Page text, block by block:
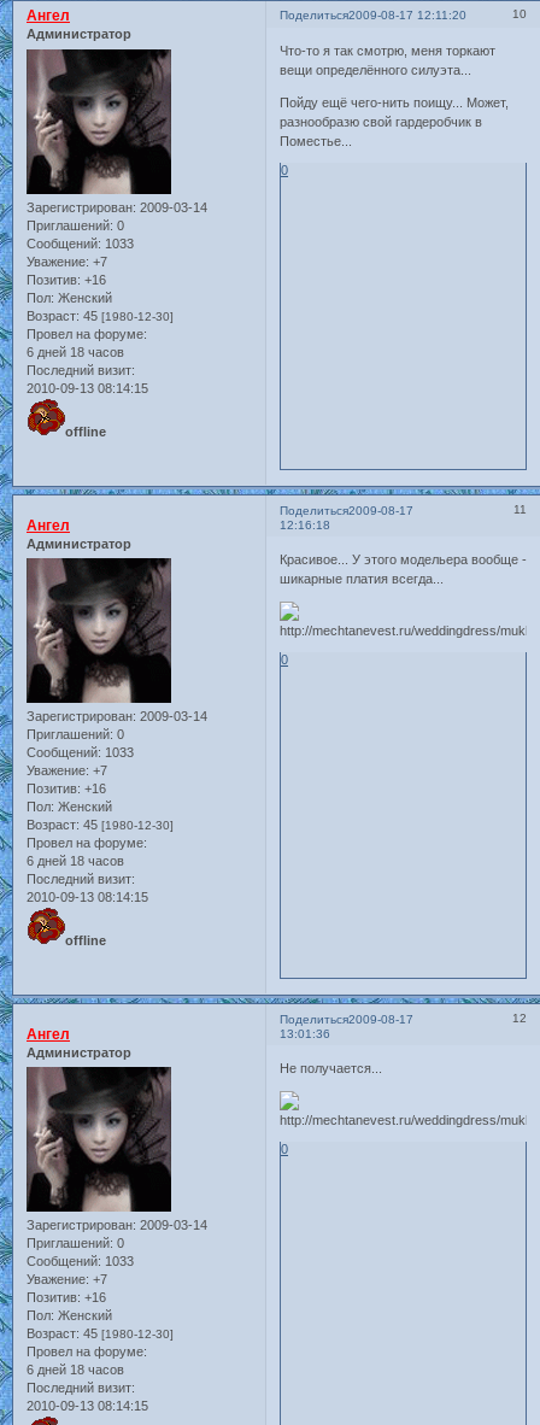
Поделиться 10
2009-08-17 12:11:20
Ангел
Администратор
Зарегистрирован: 2009-03-14
Приглашений: 0
Сообщений: 1033
Уважение: +7
Позитив: +16
Пол: Женский
Возраст: 45 [1980-12-30]
Провел на форуме:
6 дней 18 часов
Последний визит:
2010-09-13 08:14:15
offline
Что-то я так смотрю, меня торкают
вещи определённого силуэта...
Пойду ещё чего-нить поищу... Может,
разнообразю свой гардеробчик в
Поместье...
0
Поделиться 11
2009-08-17
12:16:18
Ангел
Администратор
Зарегистрирован: 2009-03-14
Приглашений: 0
Сообщений: 1033
Уважение: +7
Позитив: +16
Пол: Женский
Возраст: 45 [1980-12-30]
Провел на форуме:
6 дней 18 часов
Последний визит:
2010-09-13 08:14:15
offline
Красивое... У этого модельера вообще -
шикарные платия всегда...
0
Поделиться 12
2009-08-17
13:01:36
Ангел
Администратор
Зарегистрирован: 2009-03-14
Приглашений: 0
Сообщений: 1033
Уважение: +7
Позитив: +16
Пол: Женский
Возраст: 45 [1980-12-30]
Провел на форуме:
6 дней 18 часов
Последний визит:
2010-09-13 08:14:15
Не получается...
0